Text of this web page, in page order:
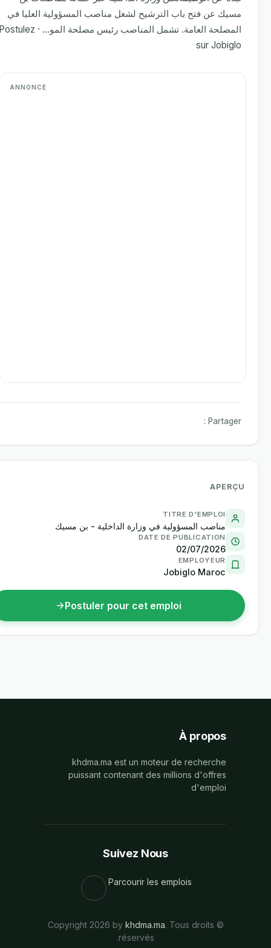
مسيك عن فتح باب الترشيح لشغل مناصب المسؤولية العليا في
المصلحة العامة. تشمل المناصب رئيس مصلحة المو... · Postulez
sur Jobiglo
Partager :
APERÇU
TITRE D'EMPLOI
مناصب المسؤولية في وزارة الداخلية - بن مسيك
DATE DE PUBLICATION
02/07/2026
EMPLOYEUR
Jobiglo Maroc
Postuler pour cet emploi
À propos
khdma.ma est un moteur de recherche
puissant contenant des millions d'offres
d'emploi
Suivez Nous
Parcourir les emplois
khdma.ma. Tous droits
réservés.